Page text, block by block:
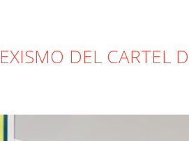
DEL CARTEL